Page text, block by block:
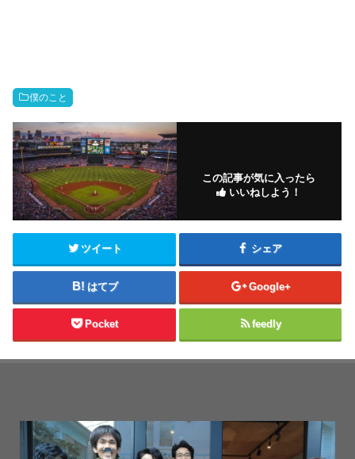
僕のこと
この記事が気に入ったら
いいねしよう！
ツイート シェア
はてブ Google+
Pocket feedly